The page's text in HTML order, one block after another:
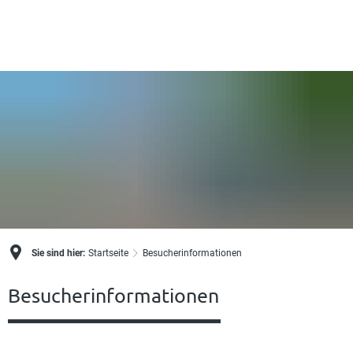
Sie sind hier: Startseite Besucherinformationen
Besucherinformationen